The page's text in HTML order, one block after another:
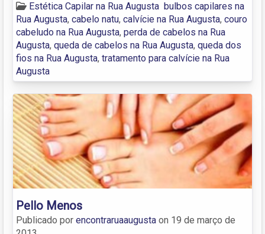
Estética Capilar na Rua Augusta bulbos capilares na
Rua Augusta, cabelo natu, calvície na Rua Augusta, couro
cabeludo na Rua Augusta, perda de cabelos na Rua
Augusta, queda de cabelos na Rua Augusta, queda dos
fios na Rua Augusta, tratamento para calvície na Rua
Augusta
Pello Menos
Publicado por encontraruaaugusta on 19 de março de